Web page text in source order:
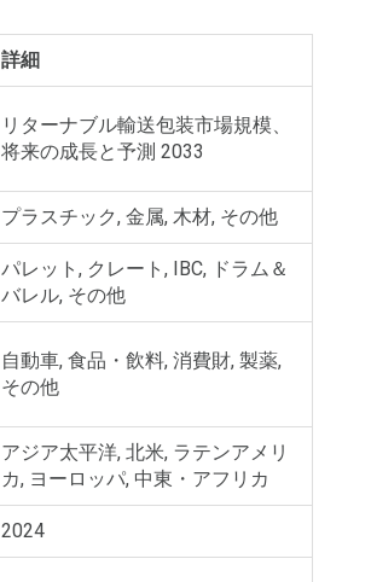
詳細
リターナブル輸送包装市場規模、
将来の成長と予測 2033
プラスチック, 金属, 木材, その他
パレット, クレート, IBC, ドラム＆
バレル, その他
自動車, 食品・飲料, 消費財, 製薬,
その他
アジア太平洋, 北米, ラテンアメリ
カ, ヨーロッパ, 中東・アフリカ
2024